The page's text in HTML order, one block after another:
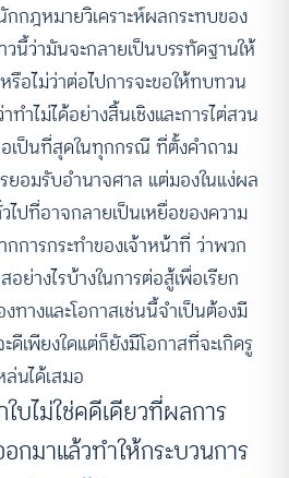
กฎหมายวิเคราะห์ผลกระทบของ
นี้ว่ามันจะกลายเป็นบรรทัดฐานให้
อไม่ว่าต่อไปการจะขอให้ทบทวน
ำไม่ได้อย่างสิ้นเชิงและการไต่สวน
เป็นที่สุดในทุกกรณี ที่ตั้งคำถาม
รยอมรับอำนาจศาล แต่มองในแง่ผล
ไปที่อาจกลายเป็นเหยื่อของความ
การกระทำของเจ้าหน้าที่ ว่าพวก
อย่างไรบ้างในการต่อสู้เพื่อเรียก
ทางและโอกาสเช่นนี้จำเป็นต้องมี
ดีเพียงใดแต่ก็ยังมีโอกาสที่จะเกิดรู
นได้เสมอ
บไม่ใช่คดีเดียวที่ผลการ
กมาแล้วทำให้กระบวนการ